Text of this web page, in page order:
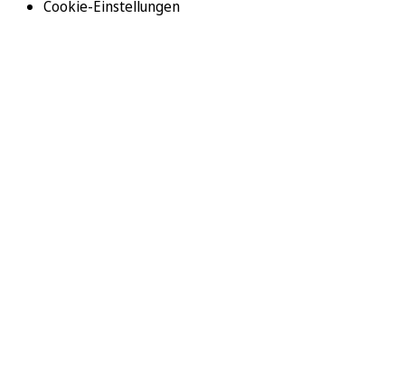
Cookie-Einstellungen